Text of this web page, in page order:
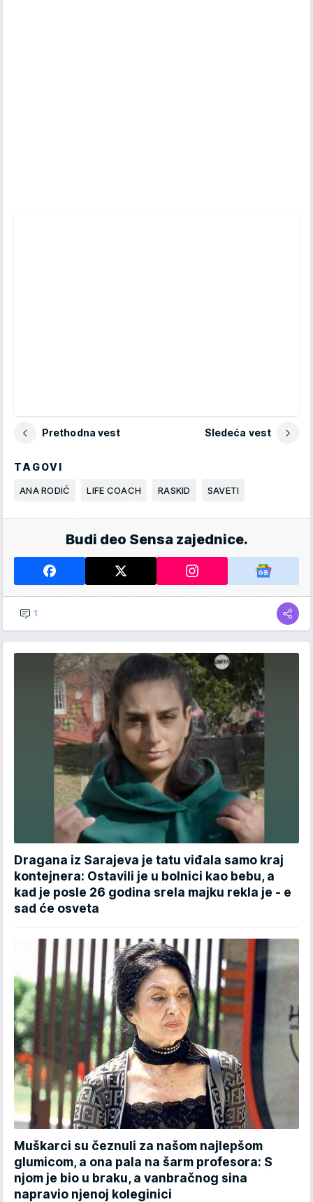
Prethodna vest Sledeća vest
TAGOVI
ANA RODIĆ LIFE COACH RASKID SAVETI
Budi deo Sensa zajednice.
1
Dragana iz Sarajeva je tatu viđala samo kraj
kontejnera: Ostavili je u bolnici kao bebu, a
kad je posle 26 godina srela majku rekla je - e
sad će osveta
Muškarci su čeznuli za našom najlepšom
glumicom, a ona pala na šarm profesora: S
njom je bio u braku, a vanbračnog sina
napravio njenoj koleginici